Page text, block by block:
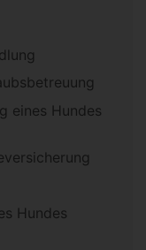
eines Hundes
Hundes